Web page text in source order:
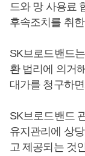
드와 망 사용료
후속조치를 취
SK브로드밴드
환 법리에 의거
대가를 청구하
SK브로드밴드
유지관리에 상
고 제공되는 것